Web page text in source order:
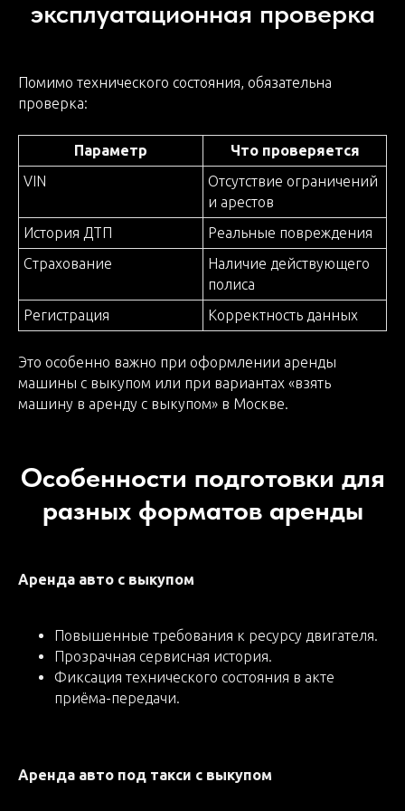
эксплуатационная проверка
Помимо технического состояния, обязательна
проверка:
Параметр
Что проверяется
VIN
Отсутствие ограничений
и арестов
История ДТП
Реальные повреждения
Страхование
Наличие действующего
полиса
Регистрация
Корректность данных
Это особенно важно при оформлении аренды
машины с выкупом или при вариантах «взять
машину в аренду с выкупом» в Москве.
Особенности подготовки для
разных форматов аренды
Аренда авто с выкупом
Повышенные требования к ресурсу двигателя.
Прозрачная сервисная история.
Фиксация технического состояния в акте
приёма-передачи.
Аренда авто под такси с выкупом